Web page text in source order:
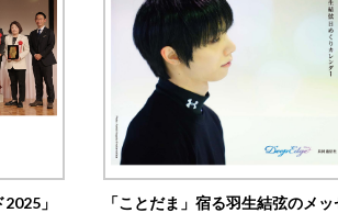
」
「ことだま」宿る羽生結弦のメッ